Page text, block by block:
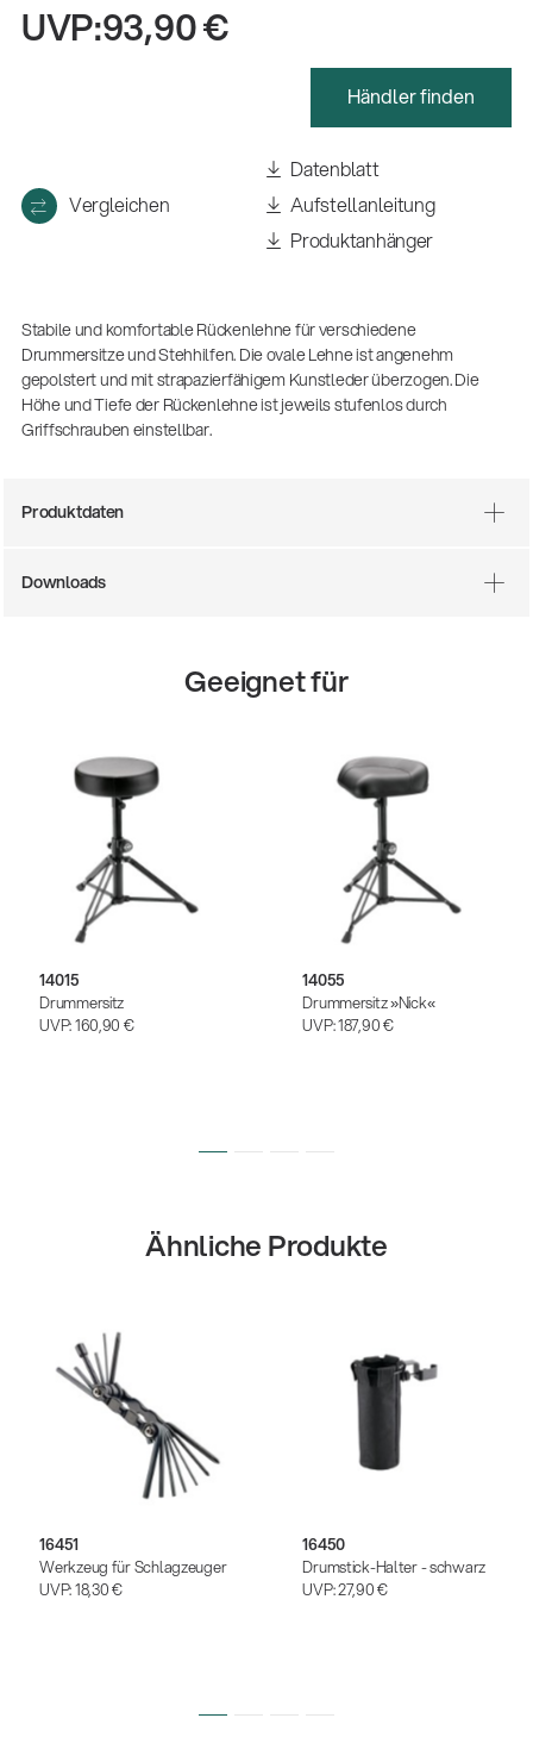
13860-200-25
geschrieben wird: Mikrofonieren am
Spielfeldrand
Ausbildung | freie Ausbildungsstellen
Gesamtkatalog 2026
(E-Paper)
UVP:93,90 €
Händler finden
Vergleichen
Datenblatt
Aufstellanleitung
Produktanhänger
Stabile und komfortable Rückenlehne für verschiedene
Drummersitze und Stehhilfen. Die ovale Lehne ist angenehm
gepolstert und mit strapazierfähigem Kunstleder überzogen. Die
Höhe und Tiefe der Rückenlehne ist jeweils stufenlos durch
Griffschrauben einstellbar.
Produktdaten
Downloads
Geeignet für
14015
Drummersitz
UVP:160,90 €
14055
Drummersitz »Nick«
UVP:187,90 €
Ähnliche Produkte
16451
Werkzeug für Schlagzeuger
UVP:18,30 €
16450
Drumstick-Halter - schwarz
UVP:27,90 €